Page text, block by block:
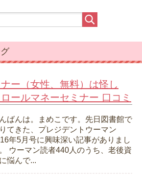
ー（女性、無料）は怪し
ールマネーセミナー 口コミ
ばんは。まめこです。先日図書館で
てきた、プレジデントウーマン
年5月号に興味深い記事がありまし
ウーマン読者440人のうち、老後資
悩んで...